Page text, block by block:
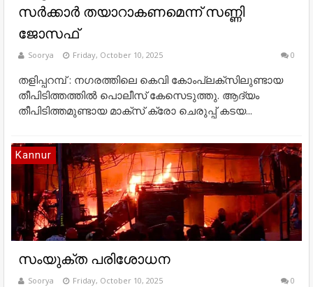
സര്‍ക്കാര്‍ തയാറാകണമെന്ന് സണ്ണി
ജോസഫ്
Soorya Friday, October 10, 2025 0
തളിപ്പറമ്പ് : നഗരത്തിലെ കെവി കോംപ്ലക്സിലുണ്ടായ
തീപിടിത്തത്തിൽ പൊലീസ് കേസെടുത്തു. ആദ്യം
തീപിടിത്തമുണ്ടായ മാക്സ് ക്രോ ചെരുപ്പ് കടയ...
Kannur
സംയുക്ത പരിശോധന
Soorya Friday, October 10, 2025 0